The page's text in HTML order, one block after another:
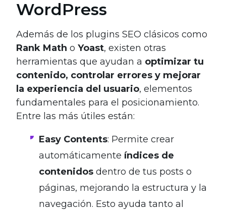
WordPress
Además de los plugins SEO clásicos como
Rank Math o Yoast, existen otras
herramientas que ayudan a optimizar tu
contenido, controlar errores y mejorar
la experiencia del usuario, elementos
fundamentales para el posicionamiento.
Entre las más útiles están:
Easy Contents: Permite crear
automáticamente índices de
contenidos dentro de tus posts o
páginas, mejorando la estructura y la
navegación. Esto ayuda tanto al